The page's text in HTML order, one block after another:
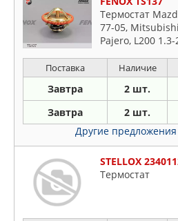
Термостат
77-05,
Pajero, L200
Transit 1.6, 2.0,
Поставка Наличие
Завтра 2 шт.
Завтра 2 шт.
Другие предложения
STELLOX
Термостат